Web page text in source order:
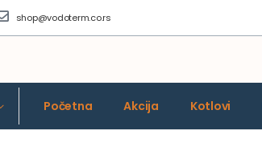
shop@vodoterm.co.rs
Početna Akcija Kotlovi